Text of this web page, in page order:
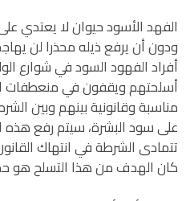
الفهد الأسود حيوان لا يعتدي
ودون أن يرفع ذيله محذرا لن
أفراد الفهود السود في شوارع
أسلحتهم ويقفون في منعطفات
مناسبة وقانونية بينهم وبين
على سود البشرة، سيتم رفع
تتمادى الشرطة في انتهاك
كان الهدف من هذا التسلح هو